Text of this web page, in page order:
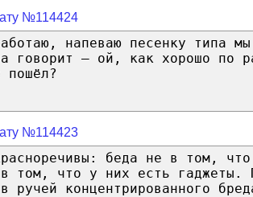
№114424
напеваю песенку типа
говорит – ой, как хорошо по
№114423
беда не в том,
том, что у них есть гаджеты.
ручей концентрированного